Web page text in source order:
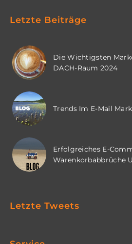
Letzte Beiträge
Die Wichtigsten
DACH-Raum 2024
Trends Im E-Mail
Erfolgreiches E-
Warenkorbabbrüche
Letzte Tweets